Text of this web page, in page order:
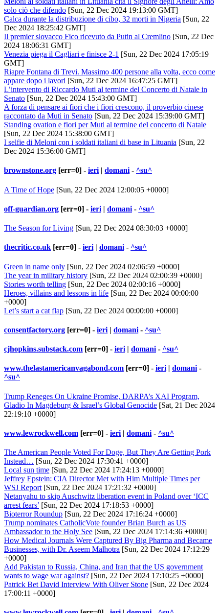
solo ciò che difendo [Sun, 22 Dec 2024 19:13:00 GMT]
Calca durante la distribuzione di cibo, 32 morti in Nigeria [Sun, 22
Dec 2024 18:25:42 GMT]
Il premier slovacco Fico ricevuto da Putin al Cremlino [Sun, 22 Dec
2024 18:06:31 GMT]
Venezia piega il Cagliari e finisce 2-1 [Sun, 22 Dec 2024 17:05:19
GMT]
Riapre Fontana di Trevi. Massimo 400 persone alla volta, ecco come
appare dopo i lavori [Sun, 22 Dec 2024 16:47:25 GMT]
L’intervento di Riccardo Muti al termine del Concerto di Natale in
Senato [Sun, 22 Dec 2024 15:43:00 GMT]
A forza di pensare ai fiori che i fiori crescono, il proverbio cinese
raccontato da Muti in Senato [Sun, 22 Dec 2024 15:39:00 GMT]
Standing ovation e fiori per Muti al termine del concerto di Natale
[Sun, 22 Dec 2024 15:38:00 GMT]
I selfie di Meloni con i soldati italiani di base in Lituania [Sun, 22
Dec 2024 15:36:00 GMT]
brownstone.org [err=0] - ieri | domani - ^su^
A Time of Hope [Sun, 22 Dec 2024 12:00:05 +0000]
off-guardian.org [err=0] - ieri | domani - ^su^
The Season for Living [Sun, 22 Dec 2024 08:30:03 +0000]
thecritic.co.uk [err=0] - ieri | domani - ^su^
Green in name only [Sun, 22 Dec 2024 02:06:59 +0000]
The year in military history [Sun, 22 Dec 2024 02:00:39 +0000]
Stories worth telling [Sun, 22 Dec 2024 02:00:16 +0000]
Heroes, villains and lessons in life [Sun, 22 Dec 2024 00:00:00
+0000]
Let’s start a cat flap [Sun, 22 Dec 2024 00:00:00 +0000]
consentfactory.org [err=0] - ieri | domani - ^su^
cjhopkins.substack.com [err=0] - ieri | domani - ^su^
www.thelastamericanvagabond.com [err=0] - ieri| domani-
^su^
Trump Reneges On Ukraine Promise, DARPA’s XAI Program,
Gladio In Magdeburg & Israel’s Global Genocide [Sat, 21 Dec 2024
22:19:10 +0000]
www.lewrockwell.com [err=0] - ieri | domani - ^su^
The American People Voted For Doge, But They Are Getting Pork
Instead… [Sun, 22 Dec 2024 17:30:41 +0000]
Local sun time [Sun, 22 Dec 2024 17:24:13 +0000]
Jeffrey Epstein: CIA Director Met with Him Multiple Times per
WSJ Report [Sun, 22 Dec 2024 17:21:32 +0000]
Netanyahu to skip Auschwitz liberation event in Poland over ‘ICC
arrest fears’ [Sun, 22 Dec 2024 17:18:53 +0000]
Bioterror Roundup [Sun, 22 Dec 2024 17:16:24 +0000]
Trump nominates CatholicVote founder Brian Burch as US
Ambassador to the Holy See [Sun, 22 Dec 2024 17:14:36 +0000]
How Medical Journals Were Captured By Big Pharma and Became
Businesses, with Dr. Aseem Malhotra [Sun, 22 Dec 2024 17:12:29
+0000]
Add Pakistan to Russia, China, and Iran that the US government
wants to wage war against? [Sun, 22 Dec 2024 17:10:25 +0000]
Patrick Bet David Interview With Oliver Stone [Sun, 22 Dec 2024
17:00:11 +0000]